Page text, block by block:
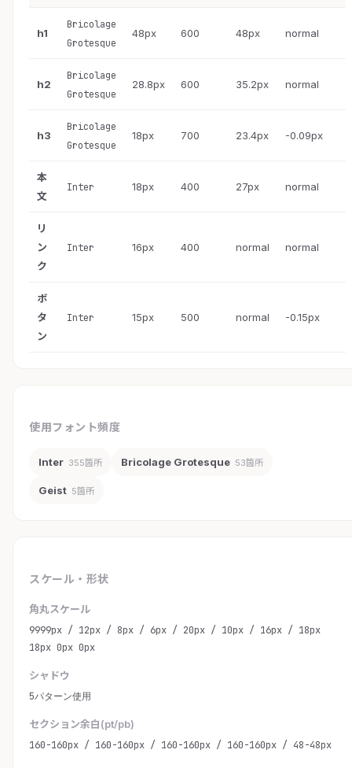
h1
Bricolage
Grotesque
48px 600 48px normal
h2
Bricolage
Grotesque
28.8px 600 35.2px normal
h3
Bricolage
Grotesque
18px 700 23.4px -0.09px
本
文
Inter 18px 400 27px normal
リ
ン
ク
Inter 16px 400 normal normal
ボ
タ
ン
Inter 15px 500 normal -0.15px
使用フォント頻度
Inter 355箇所 Bricolage Grotesque 53箇所
Geist 5箇所
スケール・形状
角丸スケール
9999px / 12px / 8px / 6px / 20px / 10px / 16px / 18px
18px 0px 0px
シャドウ
5パターン使用
セクション余白(pt/pb)
160-160px / 160-160px / 160-160px / 160-160px / 48-48px